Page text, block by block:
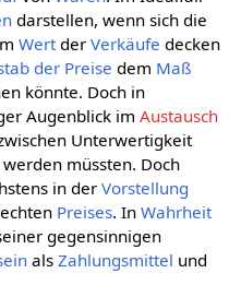
darstellen, wenn sich die
Wertder Verkäufe decken
der Preise dem Maß
könnte. Doch in
Augenblick im Austausch
Unterwertigkeit
müssten. Doch
in derVorstellung
Preises. In Wahrheit
gegensinnigen
als Zahlungsmittel und